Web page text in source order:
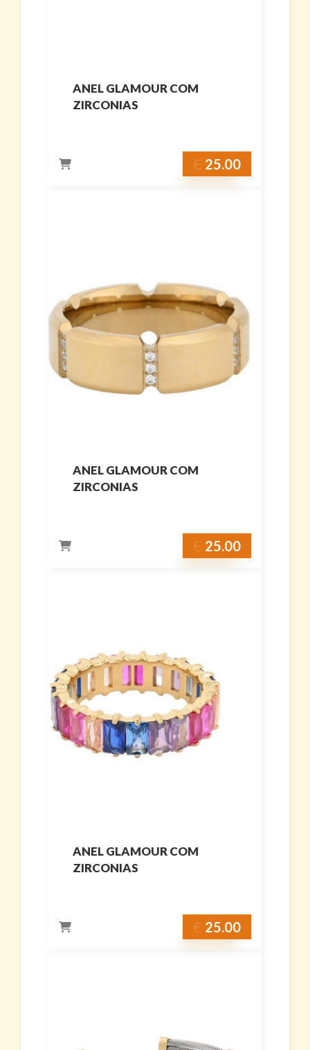
ANEL GLAMOUR COM
ZIRCONIAS
€ 25.00
ANEL GLAMOUR COM
ZIRCONIAS
€ 25.00
ANEL GLAMOUR COM
ZIRCONIAS
€ 25.00